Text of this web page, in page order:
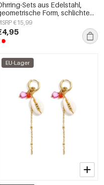
Sets aus Edelstahl,
Form, schlichte
Serie, Damenschmuck
€15,99
EU-Lager